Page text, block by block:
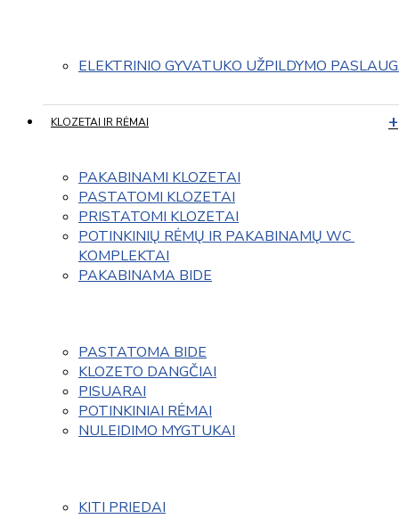
ELEKTRINIO GYVATUKO UŽPILDYMO
KLOZETAI IR RĖMAI
PAKABINAMI KLOZETAI
PASTATOMI KLOZETAI
PRISTATOMI KLOZETAI
POTINKINIŲ RĖMŲ IR PAKABINAMŲ WC
KOMPLEKTAI
PAKABINAMA BIDE
PASTATOMA BIDE
KLOZETO DANGČIAI
PISUARAI
POTINKINIAI RĖMAI
NULEIDIMO MYGTUKAI
KITI PRIEDAI